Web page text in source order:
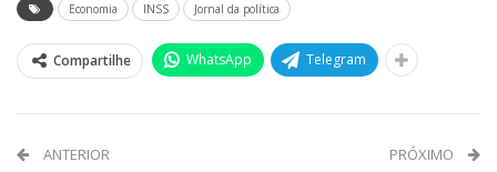
Economia INSS Jornal da política
Compartilhe WhatsApp Telegram
ANTERIOR PRÓXIMO